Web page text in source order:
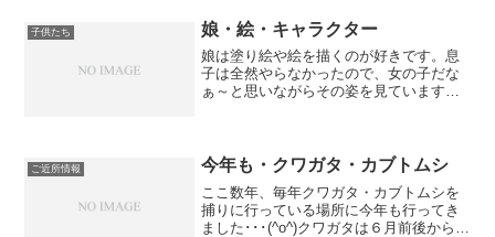
子供たち 娘・絵・キャラクター
娘は塗り絵や絵を描くのが好きです。息
子は全然やらなかったので、女の子だな
ぁ～と思いながらその姿を見ています。
いつの間には描かれていま...
ご近所情報 今年も・クワガタ・カブトムシ
ここ数年、毎年クワガタ・カブトムシを
捕りに行っている場所に今年も行ってき
ました･･･(^o^)クワガタは６月前後から出